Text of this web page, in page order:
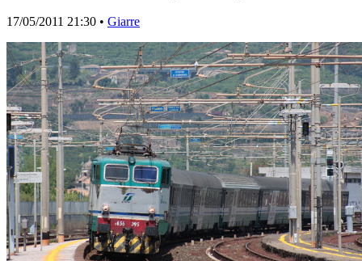
17/05/2011 21:30 • Giarre